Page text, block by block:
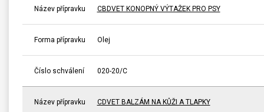
Název přípravku CBDVET KONOPNÝ VÝTAŽEK PRO PSY
Forma přípravku Olej
Číslo schválení 020-20/C
Název přípravku CDVET BALZÁM NA KŮŽI A TLAPKY